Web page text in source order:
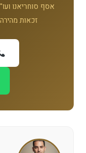
אסף סוחריאנו
זכאות